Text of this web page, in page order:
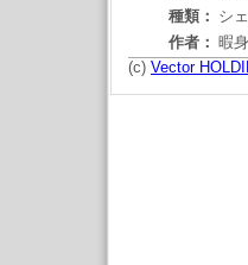
種類： シ
作者： 暇
(c) Vector